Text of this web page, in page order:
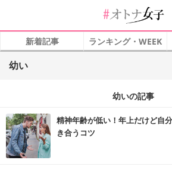
新着記事 ランキング・WEEK
幼い
幼いの記事
精神年齢が低い！年上だけど自
き合うコツ